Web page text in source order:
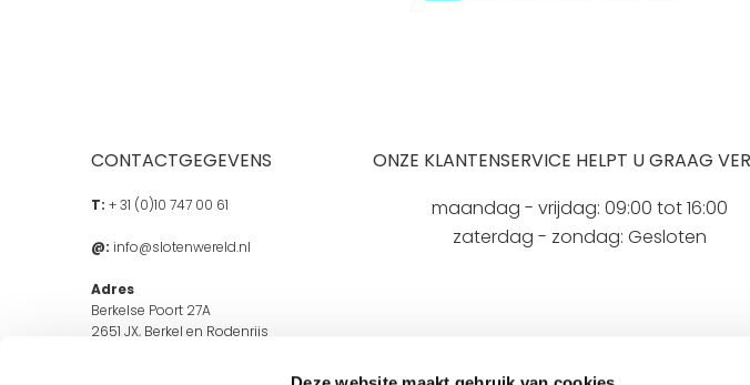
CONTACTGEGEVENS
T: + 31 (0)10 747 00 61
@: info@slotenwereld.nl
Adres
Berkelse Poort 27A
2651 JX, Berkel en Rodenrijs
ONZE KLANTENSERVICE HELPT U GRAAG
maandag - vrijdag: 09:00 tot 16:00
zaterdag - zondag: Gesloten